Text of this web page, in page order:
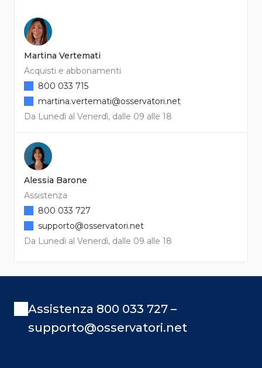
Martina Vertemati
Acquisti e abbonamenti
Da Lunedì al Venerdì, dalle 09 alle 18
800 033 715
martina.vertemati@osservatori.net
Alessia Barone
Assistenza
Da Lunedì al Venerdì, dalle 09 alle 18
800 033 727
supporto@osservatori.net
Assistenza 800 033 727 –
supporto@osservatori.net